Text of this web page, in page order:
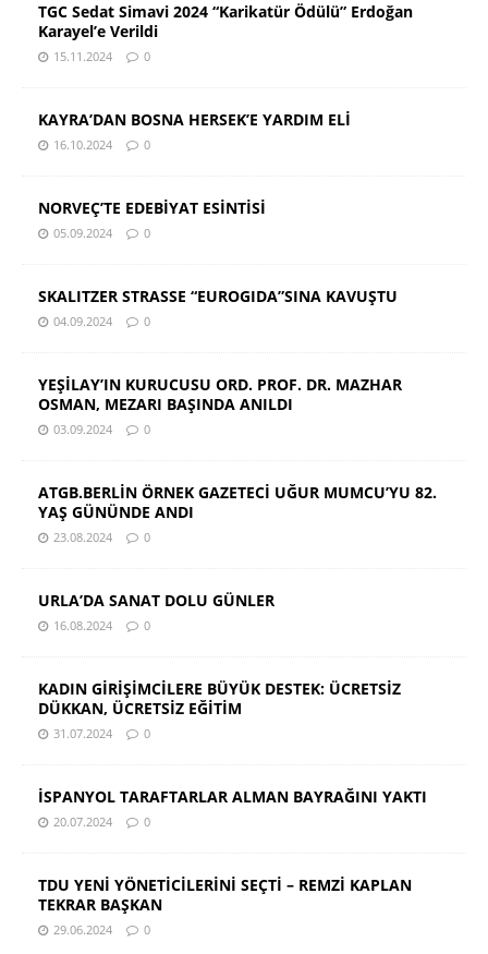
TGC Sedat Simavi 2024 “Karikatür Ödülü” Erdoğan
Karayel’e Verildi
15.11.2024 0
KAYRA’DAN BOSNA HERSEK’E YARDIM ELİ
16.10.2024 0
NORVEÇ’TE EDEBİYAT ESİNTİSİ
05.09.2024 0
SKALITZER STRASSE “EUROGIDA”SINA KAVUŞTU
04.09.2024 0
YEŞİLAY’IN KURUCUSU ORD. PROF. DR. MAZHAR
OSMAN, MEZARI BAŞINDA ANILDI
03.09.2024 0
ATGB.BERLİN ÖRNEK GAZETECİ UĞUR MUMCU’YU 82.
YAŞ GÜNÜNDE ANDI
23.08.2024 0
URLA’DA SANAT DOLU GÜNLER
16.08.2024 0
KADIN GİRİŞİMCİLERE BÜYÜK DESTEK: ÜCRETSİZ
DÜKKAN, ÜCRETSİZ EĞİTİM
31.07.2024 0
İSPANYOL TARAFTARLAR ALMAN BAYRAĞINI YAKTI
20.07.2024 0
TDU YENİ YÖNETİCİLERİNİ SEÇTİ – REMZİ KAPLAN
TEKRAR BAŞKAN
29.06.2024 0